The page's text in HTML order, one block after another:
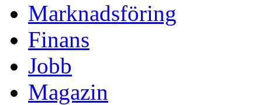
Marknadsföring
Finans
Jobb
Magazin